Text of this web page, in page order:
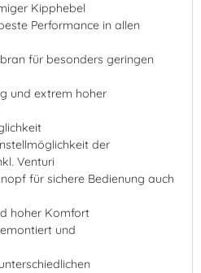
Kipphebel
Performance in allen
für besonders geringen
und extrem hoher
der
Venturi
für sichere Bedienung auch
hoher Komfort
und